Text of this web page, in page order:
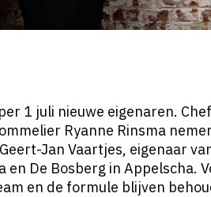
1 juli nieuwe eigenaren.
Ryanne Rinsma
Jan Vaartjes, eigenaar
en De Bosberg in Appelscha.
en de formule blijven